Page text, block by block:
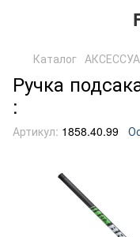
Каталог
Ручка
:
Артикул: 1858.40.99